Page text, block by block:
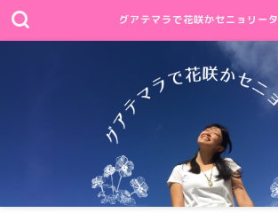
グアテマラで花咲かセニョリータ